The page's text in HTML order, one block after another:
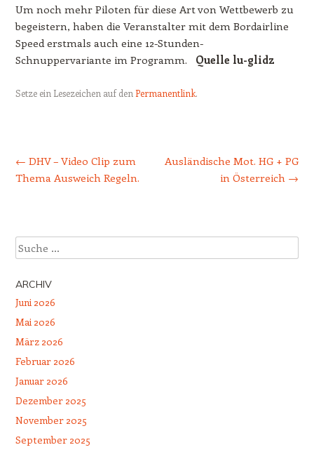
Um noch mehr Piloten für diese Art von Wettbewerb zu
begeistern, haben die Veranstalter mit dem Bordairline
Speed erstmals auch eine 12-Stunden-
Schnuppervariante im Programm. Quelle lu-glidz
Setze ein Lesezeichen auf den Permanentlink.
← DHV – Video Clip zum
Thema Ausweich Regeln.
Ausländische Mot. HG + PG
in Österreich →
Suche
ARCHIV
Juni 2026
Mai 2026
März 2026
Februar 2026
Januar 2026
Dezember 2025
November 2025
September 2025